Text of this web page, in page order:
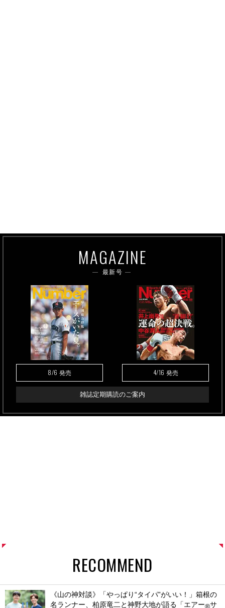
MAGAZINE
最新号
8/6 発売 4/16 発売
雑誌定期購読のご案内
RECOMMEND
《山の神対談》「やっぱり“タイパ”がいい！」箱根の
名ランナー、柏原竜二と神野大地が語る「エアー
サ